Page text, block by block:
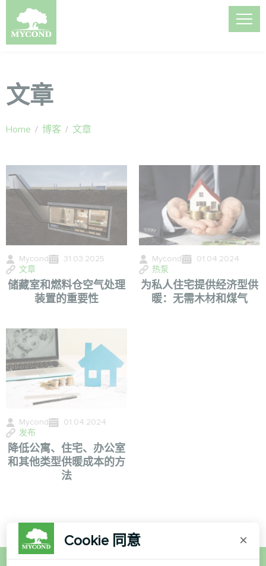
文章
Home / 博客 / 文章
Mycond
31.03.2025
文章
储藏室和燃料仓空气处理
装置的重要性
Mycond
01.04.2024
热泵
为私人住宅提供经济型供
暖：无需木材和煤气
Mycond
01.04.2024
发布
降低公寓、住宅、办公室
和其他类型供暖成本的方
法
Cookie 同意 ×